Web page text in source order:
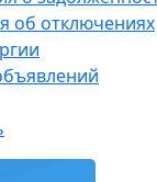
об отключениях